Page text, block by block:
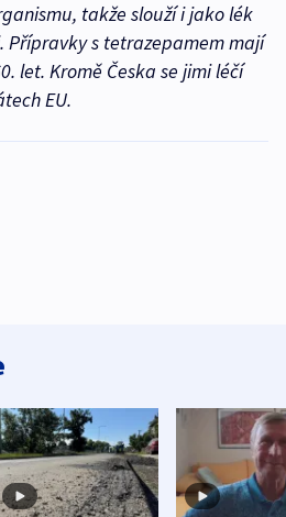
takže slouží i jako lék
Přípravky s tetrazepamem mají
let. Kromě Česka se jimi léčí
EU.